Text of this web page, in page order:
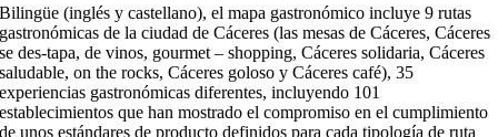
Bilingüe (inglés y castellano), el mapa gastronómico incluye 9 rutas
gastronómicas de la ciudad de Cáceres (las mesas de Cáceres, Cáceres
se des-tapa, de vinos, gourmet – shopping, Cáceres solidaria, Cáceres
saludable, on the rocks, Cáceres goloso y Cáceres café), 35
experiencias gastronómicas diferentes, incluyendo 101
establecimientos que han mostrado el compromiso en el cumplimiento
de unos estándares de producto definidos para cada tipología de ruta